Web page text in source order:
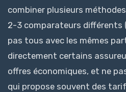
combiner plusieurs
2-3 comparateurs différents
pas tous avec les mêmes
directement certains
offres économiques, et ne
qui propose souvent des